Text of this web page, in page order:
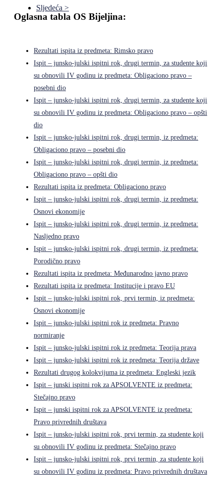
Sljedeća >
Oglasna tabla OS Bijeljina:
Rezultati ispita iz predmeta: Rimsko pravo
Ispit – junsko-julski ispitni rok, drugi termin, za studente koji
su obnovili IV godinu iz predmeta: Obligaciono pravo –
posebni dio
Ispit – junsko-julski ispitni rok, drugi termin, za studente koji
su obnovili IV godinu iz predmeta: Obligaciono pravo – opšti
dio
Ispit – junsko-julski ispitni rok, drugi termin, iz predmeta:
Obligaciono pravo – posebni dio
Ispit – junsko-julski ispitni rok, drugi termin, iz predmeta:
Obligaciono pravo – opšti dio
Rezultati ispita iz predmeta: Obligaciono pravo
Ispit – junsko-julski ispitni rok, drugi termin, iz predmeta:
Osnovi ekonomije
Ispit – junsko-julski ispitni rok, drugi termin, iz predmeta:
Nasljedno pravo
Ispit – junsko-julski ispitni rok, drugi termin, iz predmeta:
Porodično pravo
Rezultati ispita iz predmeta: Međunarodno javno pravo
Rezultati ispita iz predmeta: Institucije i pravo EU
Ispit – junsko-julski ispitni rok, prvi termin, iz predmeta:
Osnovi ekonomije
Ispit – junsko-julski ispitni rok iz predmeta: Pravno
normiranje
Ispit – junsko-julski ispitni rok iz predmeta: Teorija prava
Ispit – junsko-julski ispitni rok iz predmeta: Teorija države
Rezultati drugog kolokvijuma iz predmeta: Engleski jezik
Ispit – junski ispitni rok za APSOLVENTE iz predmeta:
Stečajno pravo
Ispit – junski ispitni rok za APSOLVENTE iz predmeta:
Pravo privrednih društava
Ispit – junsko-julski ispitni rok, prvi termin, za studente koji
su obnovili IV godinu iz predmeta: Stečajno pravo
Ispit – junsko-julski ispitni rok, prvi termin, za studente koji
su obnovili IV godinu iz predmeta: Pravo privrednih društava